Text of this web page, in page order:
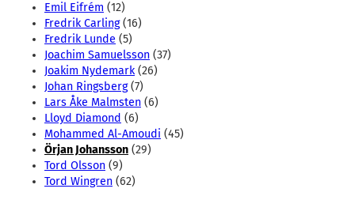
Emil Eifrém (12)
Fredrik Carling(16)
Fredrik Lunde (5)
Joachim Samuelsson (37)
Joakim Nydemark(26)
Johan Ringsberg(7)
Lars Åke Malmsten (6)
Lloyd Diamond (6)
Mohammed Al-Amoudi (45)
Örjan Johansson (29)
Tord Olsson (9)
Tord Wingren (62)